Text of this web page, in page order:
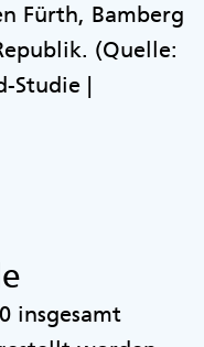
Fürth, Bamberg
(Quelle:
Studie |
insgesamt